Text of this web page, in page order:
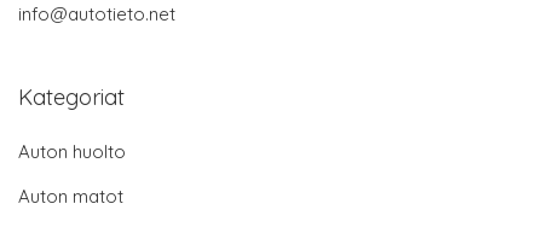
info@autotieto.net
Kategoriat
Auton huolto
Auton matot